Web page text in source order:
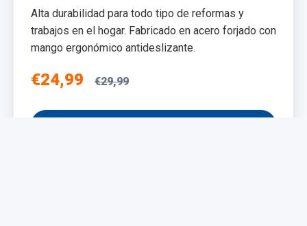
Alta durabilidad para todo tipo de reformas y
trabajos en el hogar. Fabricado en acero forjado con
mango ergonómico antideslizante.
€24,99 €29,99